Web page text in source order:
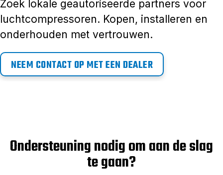
Zoek lokale geautoriseerde partners voor
luchtcompressoren. Kopen, installeren en
onderhouden met vertrouwen.
NEEM CONTACT OP MET EEN DEALER
Ondersteuning nodig om aan de slag
te gaan?